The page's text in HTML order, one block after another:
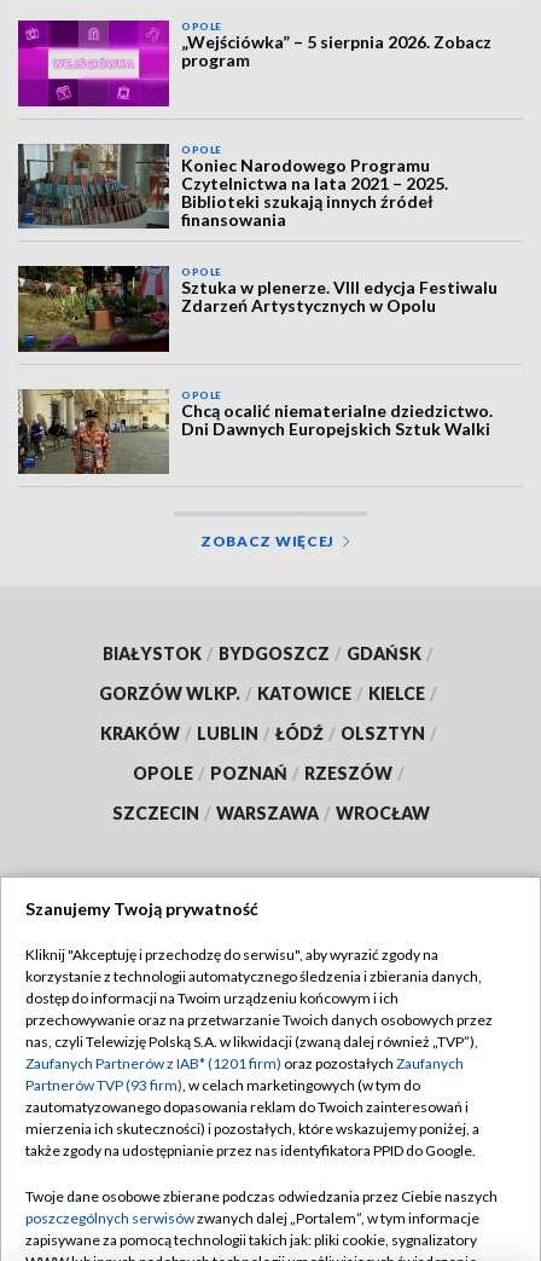
OPOLE
„Wejściówka” – 5 sierpnia 2026. Zobacz
program
OPOLE
Koniec Narodowego Programu
Czytelnictwa na lata 2021 – 2025.
Biblioteki szukają innych źródeł
finansowania
OPOLE
Sztuka w plenerze. VIII edycja Festiwalu
Zdarzeń Artystycznych w Opolu
OPOLE
Chcą ocalić niematerialne dziedzictwo.
Dni Dawnych Europejskich Sztuk Walki
ZOBACZ WIĘCEJ
BIAŁYSTOK / BYDGOSZCZ / GDAŃSK /
GORZÓW WLKP. / KATOWICE / KIELCE /
KRAKÓW / LUBLIN / ŁÓDŹ / OLSZTYN /
OPOLE / POZNAŃ / RZESZÓW /
SZCZECIN / WARSZAWA / WROCŁAW
TVP
Abonament TVP
Emisja w TVP
Centrum informacji TVP
Naziemna Telewizja Cyfrowa
Rada Programowa
System NOS
Regulamin TVP
Polityka prywatności
Moje zgody
Pomoc
Kontakt
Szanujemy Twoją prywatność
Kliknij "Akceptuję i przechodzę do serwisu", aby wyrazić zgody na
korzystanie z technologii automatycznego śledzenia i zbierania danych,
dostęp do informacji na Twoim urządzeniu końcowym i ich
przechowywanie oraz na przetwarzanie Twoich danych osobowych przez
nas, czyli Telewizję Polską S.A. w likwidacji (zwaną dalej również „TVP”),
Zaufanych Partnerów z IAB* (1201 firm) oraz pozostałych Zaufanych
Partnerów TVP (93 firm), w celach marketingowych (w tym do
zautomatyzowanego dopasowania reklam do Twoich zainteresowań i
mierzenia ich skuteczności) i pozostałych, które wskazujemy poniżej, a
także zgody na udostępnianie przez nas identyfikatora PPID do Google.
Twoje dane osobowe zbierane podczas odwiedzania przez Ciebie naszych
poszczególnych serwisówzwanych dalej „Portalem”, w tym informacje
zapisywane za pomocą technologii takich jak: pliki cookie, sygnalizatory